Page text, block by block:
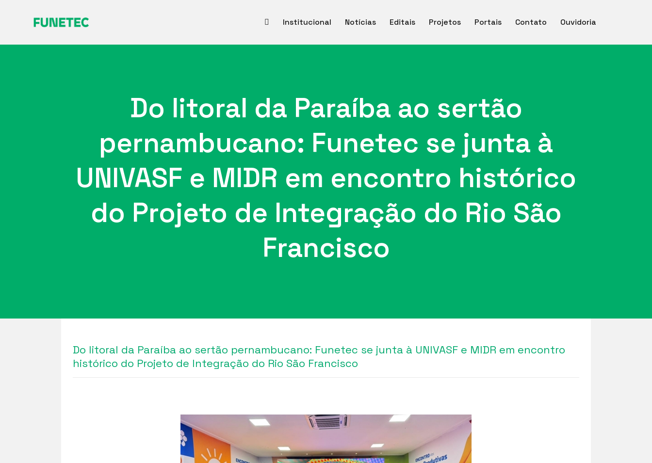
Institucional Notícias Editais Projetos Portais Contato Ouvidoria
Do litoral da Paraíba ao sertão
pernambucano: Funetec se junta à
UNIVASF e MIDR em encontro histórico
do Projeto de Integração do Rio São
Francisco
Do litoral da Paraíba ao sertão pernambucano: Funetec se junta à UNIVASF e MIDR em encontro
histórico do Projeto de Integração do Rio São Francisco